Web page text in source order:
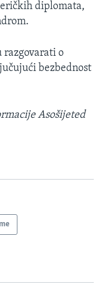
diplomata,
razgovarati o
bezbednost
Asošijeted